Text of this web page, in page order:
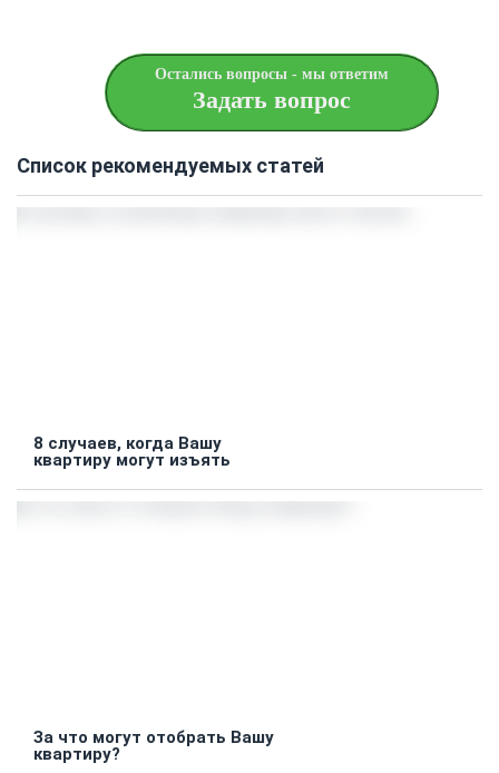
Остались вопросы - мы ответим
Задать вопрос
Список рекомендуемых статей
8 случаев, когда Вашу
квартиру могут изъять
За что могут отобрать Вашу
квартиру?